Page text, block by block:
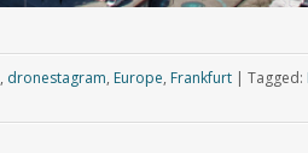
, dronestagram, Europe, Frankfurt | Tagged: